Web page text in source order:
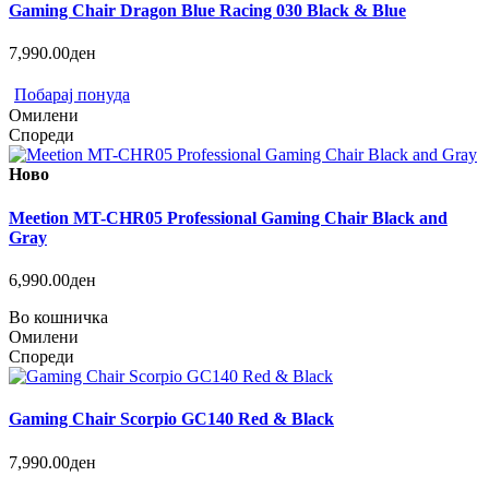
Gaming Chair Dragon Blue Racing 030 Black & Blue
7,990.00ден
Побарај понуда
Омилени
Спореди
Ново
Meetion MT-CHR05 Professional Gaming Chair Black and
Gray
6,990.00ден
Во кошничка
Омилени
Спореди
Gaming Chair Scorpio GC140 Red & Black
7,990.00ден